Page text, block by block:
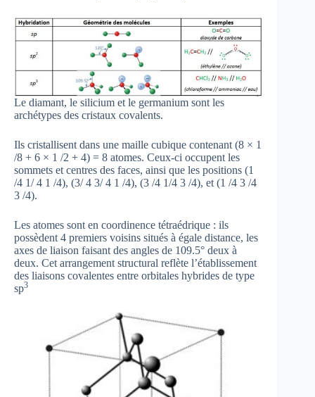
Le diamant, le silicium et le germanium sont les
archétypes des cristaux covalents.
Ils cristallisent dans une maille cubique contenant (8 × 1
/8 + 6 × 1 /2 + 4) = 8 atomes. Ceux-ci occupent les
sommets et centres des faces, ainsi que les positions (1
/4 1/ 4 1 /4), (3/ 4 3/ 4 1 /4), (3 /4 1/4 3 /4), et (1 /4 3 /4
3 /4).
Les atomes sont en coordinence tétraédrique : ils
possèdent 4 premiers voisins situés à égale distance, les
axes de liaison faisant des angles de 109.5° deux à
deux. Cet arrangement structural reflète l’établissement
des liaisons covalentes entre orbitales hybrides de type
sp3